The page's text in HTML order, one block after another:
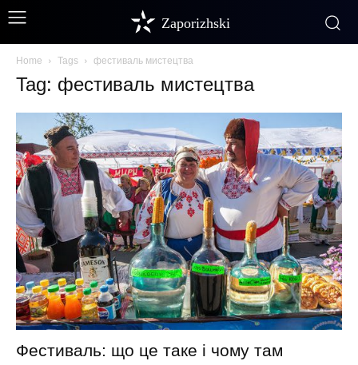
Zaporizhski
Home Tags фестиваль мистецтва
Tag: фестиваль мистецтва
Фестиваль: що це таке і чому там